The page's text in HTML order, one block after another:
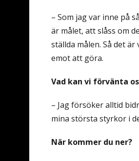
– Som jag var inne på
är målet, att slåss om
ställda målen. Så det
emot att göra.
Vad kan vi förvänta
– Jag försöker alltid
mina största styrkor i
När kommer du ner?